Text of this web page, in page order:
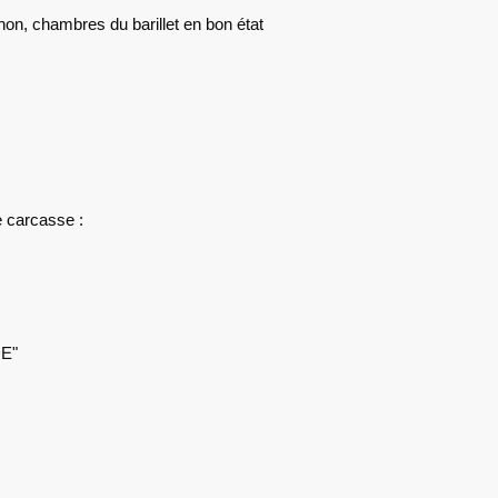
chambres du barillet en bon état
carcasse :